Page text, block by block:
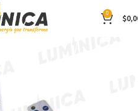
0
$